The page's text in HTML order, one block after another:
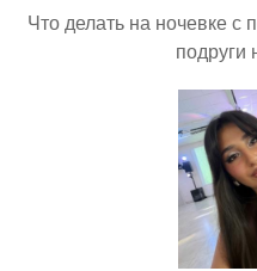
Что делать на ночевке с
подруги